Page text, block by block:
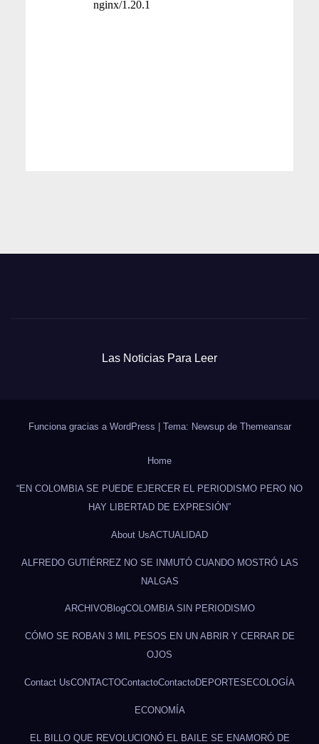
Las Noticias Para Leer
Funciona gracias a WordPress Tema: Newsup de Themeansar
Home
“EN COLOMBIA SE PUEDE EJERCER EL PERIODISMO PERO NO
HAY LIBERTAD DE EXPRESIÓN”
About UsACTUALIDAD
ALFREDO GUTIÉRREZ NO SE INMUTÓ CUANDO MOSTRÓ LAS
NALGAS
ARCHIVOBlogCOLOMBIA SIN PERIODISMO
CÓMO SE ROBAN 3 MIL PESOS EN UN ABRIR Y CERRAR DE
OJOS
Contact UsCONTACTOContactoContactoDEPORTES ECOLOGÍA
ECONOMÍA
EL BILLO QUE REVOLUCIONÓ EL BAILE SE ENAMORÓ DE